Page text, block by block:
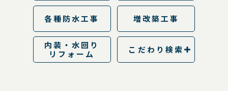
各種防水工事 増改築工事
内装・水回り
リフォーム
こだわり検索